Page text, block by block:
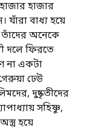
হাজার
যাঁরা বাধ্য হয়ে
তাঁদের অনেকে
দলে ফিরতে
না একটা
ঢেউ
দুষ্কৃতীদের
সহিষ্ণু,
হয়ে